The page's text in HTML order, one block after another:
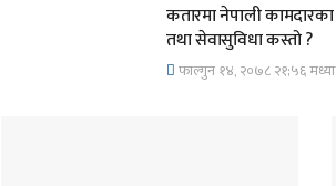
कतारमा नेपाली
तथा सेवासुविधा कस्तो ?
फाल्गुन १४, २०७८ २१;५६